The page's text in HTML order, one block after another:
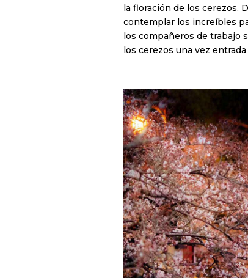
la floración de los cerezos.
contemplar los increíbles
los compañeros de trabajo
los cerezos una vez